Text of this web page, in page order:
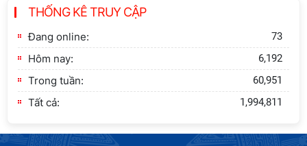
sinh đào tạo trình độ tiến sĩ đợt 1
THỐNG KÊ TRUY CẬP
Đang online: 73
Hôm nay: 6,192
Trong tuần: 60,951
Tất cả: 1,994,811